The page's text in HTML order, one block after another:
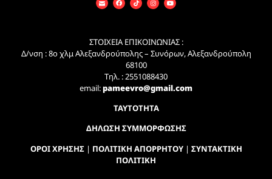
ΣΤΟΙΧΕΙΑ ΕΠΙΚΟΙΝΩΝΙΑΣ :
Δ/νση : 8ο χλμ Αλεξανδρούπολης – Συνόρων, Αλεξανδρούπολη
68100
Τηλ. : 2551088430
email:pameevro@gmail.com
ΤΑΥΤΟΤΗΤΑ
ΔΗΛΩΣΗ ΣΥΜΜΟΡΦΩΣΗΣ
ΟΡΟΙ ΧΡΗΣΗΣ| ΠΟΛΙΤΙΚΗ ΑΠΟΡΡΗΤΟΥ| ΣΥΝΤΑΚΤΙΚΗ
ΠΟΛΙΤΙΚΗ